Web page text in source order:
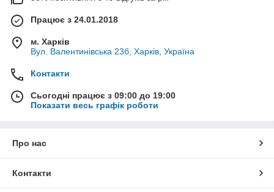
Працює з 24.01.2018
м. Харків
Вул. Валентинівська 23б, Харків, Україна
Контакти
Сьогодні працює з 09:00 до 19:00
Показати весь графік роботи
Про нас
Контакти